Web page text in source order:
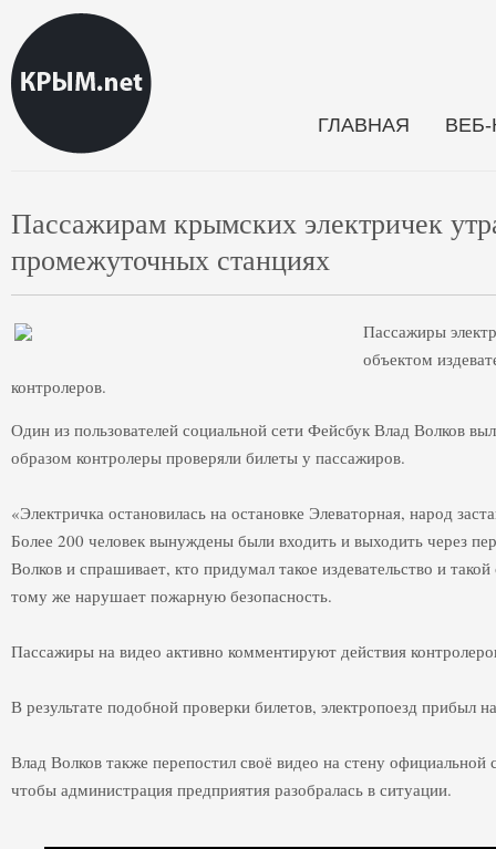
ГЛАВНАЯ
Пассажирам крымских электричек
промежуточных станциях
Пассажиры
объектом
контролеров.
Один из пользователей социальной сети Фейсбук Влад Волков
образом контролеры проверяли билеты у пассажиров.
«Электричка остановилась на остановке Элеваторная, народ
Более 200 человек вынуждены были входить и выходить через
Волков и спрашивает, кто придумал такое издевательство и
тому же нарушает пожарную безопасность.
Пассажиры на видео активно комментируют действия
В результате подобной проверки билетов, электропоезд прибыл
Влад Волков также перепостил своё видео на стену
чтобы администрация предприятия разобралась в ситуации.